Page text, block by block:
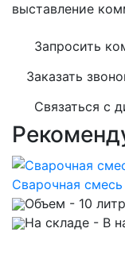
выставление
Запросить
Заказать
Связаться с
Сварочная
Объем - 10
На складе - В